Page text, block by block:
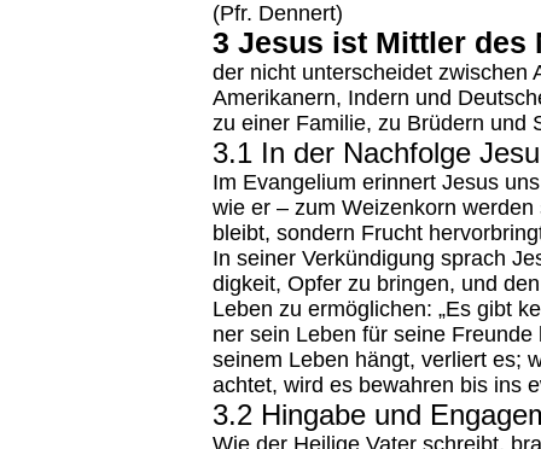
(Pfr. Den­nert)
3 Je­sus ist Mitt­ler des
der nicht un­ter­schei­det zwi­schen
Ame­ri­ka­nern, In­dern und
zu ei­ner Fa­mi­lie, zu Brü­dern und
3.1 In der Nachfolge
Im Evan­ge­li­um er­in­nert Je­sus
wie er – zum Wei­zen­korn
bleibt, son­dern Frucht
In sei­ner Ver­kün­di­gung sprach
dig­keit, Op­fer zu brin­gen, und
Le­ben zu er­mög­li­chen: „Es gibt
ner sein Le­ben für sei­ne Freun­de
sei­nem Le­ben hängt, ver­liert es;
ach­tet, wird es be­wah­ren bis ins
3.2 Hingabe und
Wie der Hei­li­ge Va­ter schreibt,